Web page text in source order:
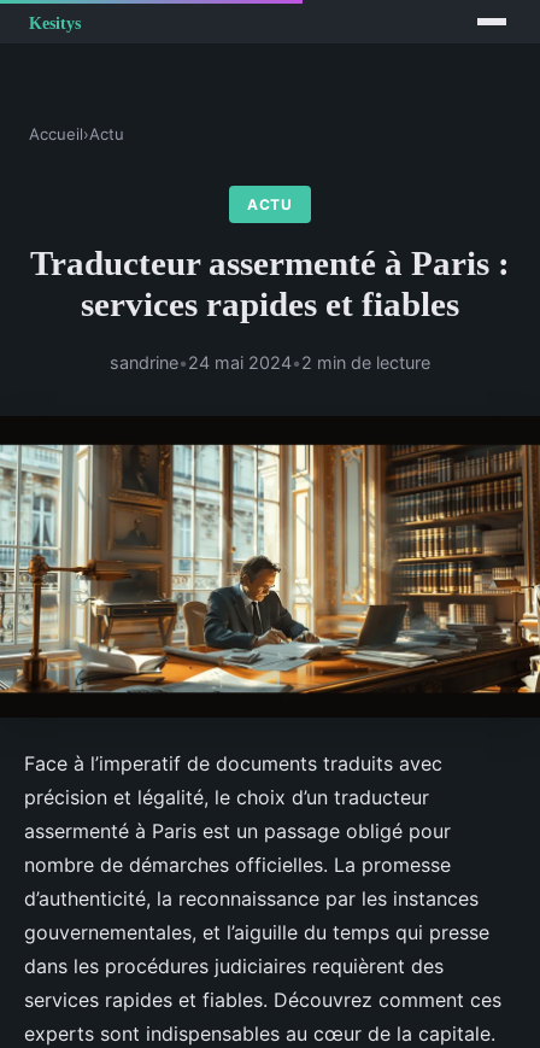
Accueil›Actu
ACTU
Traducteur assermenté à Paris :
services rapides et fiables
sandrine•24 mai 2024•2 min de lecture
Face à l’imperatif de documents traduits avec
précision et légalité, le choix d’un traducteur
assermenté à Paris est un passage obligé pour
nombre de démarches officielles. La promesse
d’authenticité, la reconnaissance par les instances
gouvernementales, et l’aiguille du temps qui presse
dans les procédures judiciaires requièrent des
services rapides et fiables. Découvrez comment ces
experts sont indispensables au cœur de la capitale.